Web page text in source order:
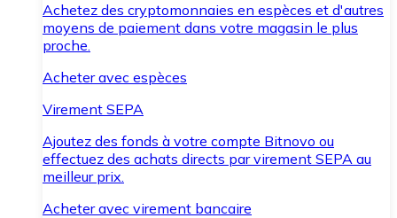
Achetez des cryptomonnaies en espèces et d'autres
moyens de paiement dans votre magasin le plus
proche.
Acheter avec espèces
Virement SEPA
Ajoutez des fonds à votre compte Bitnovo ou
effectuez des achats directs par virement SEPA au
meilleur prix.
Acheter avec virement bancaire